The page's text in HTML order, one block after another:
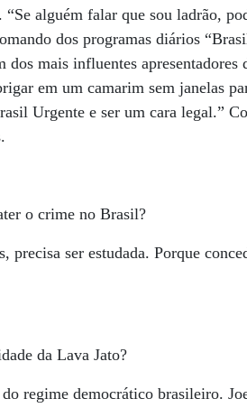
alguém falar que sou ladrão,
dos programas diários
mais influentes apresentadores
em um camarim sem janelas
Urgente e ser um cara legal.”
o crime no Brasil?
precisa ser estudada. Porque
da Lava Jato?
regime democrático brasileiro.